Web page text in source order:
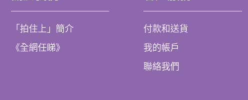
「拍住上」簡介
《全網任睇》
付款和送貨
我的帳戶
聯絡我們